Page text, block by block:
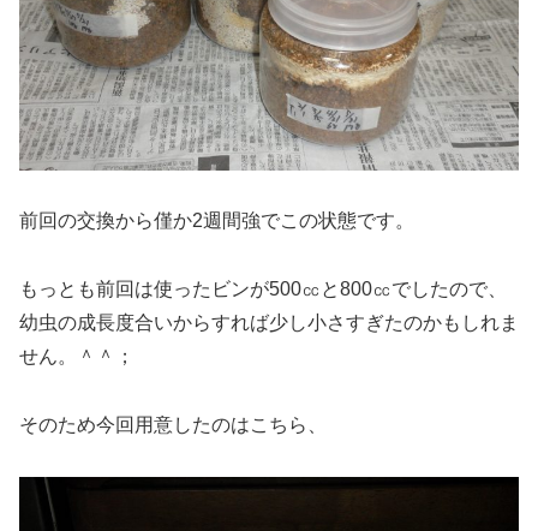
前回の交換から僅か2週間強でこの状態です。
もっとも前回は使ったビンが500㏄と800㏄でしたので、
幼虫の成長度合いからすれば少し小さすぎたのかもしれま
せん。＾＾；
そのため今回用意したのはこちら、